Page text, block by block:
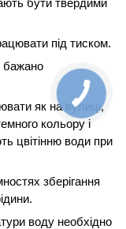
бути твердими
під тиском.
бажано
як на вулиці,
кольору і
цвітінню води при
зберігання
воду необхідно